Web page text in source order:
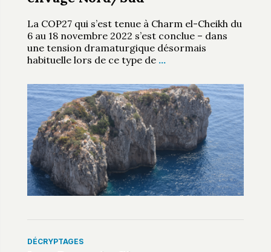
La COP27 qui s’est tenue à Charm el-Cheikh du
6 au 18 novembre 2022 s’est conclue – dans
une tension dramaturgique désormais
habituelle lors de ce type de …
DÉCRYPTAGES